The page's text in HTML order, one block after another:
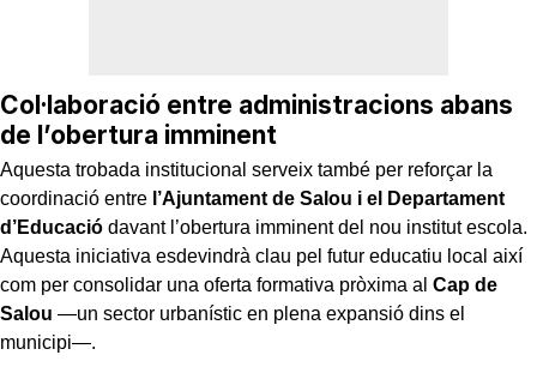
Col·laboració entre administracions abans
de l’obertura imminent
Aquesta trobada institucional serveix també per reforçar la
coordinació entre l’Ajuntament de Salou i el Departament
d’Educació davant l’obertura imminent del nou institut escola.
Aquesta iniciativa esdevindrà clau pel futur educatiu local així
com per consolidar una oferta formativa pròxima al Cap de
Salou —un sector urbanístic en plena expansió dins el
municipi—.